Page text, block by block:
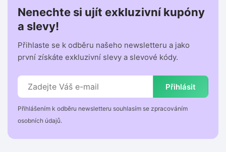
Nenechte si ujít exkluzivní kupóny
a slevy!
Přihlaste se k odběru našeho newsletteru a jako
první získáte exkluzivní slevy a slevové kódy.
Přihlásit
Přihlášením k odběru newsletteru souhlasím se zpracováním
osobních údajů.